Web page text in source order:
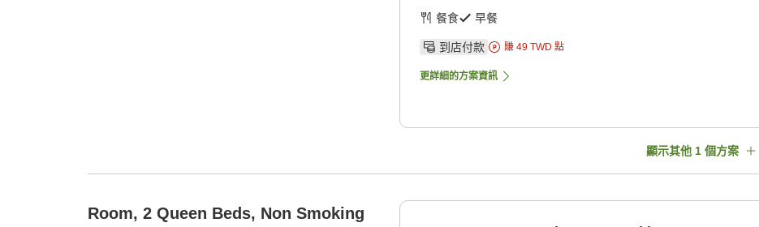
餐食 早餐
到店付款 賺 49 TWD 點
更詳細的方案資訊
顯示其他 1 個方案
Room, 2 Queen Beds, Non Smoking